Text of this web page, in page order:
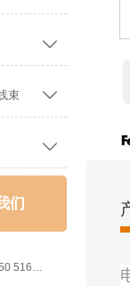

束 

们
电话 : + 86 150 5162 5639